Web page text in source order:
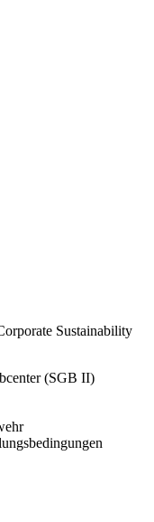
Sustainability
(SGB II)